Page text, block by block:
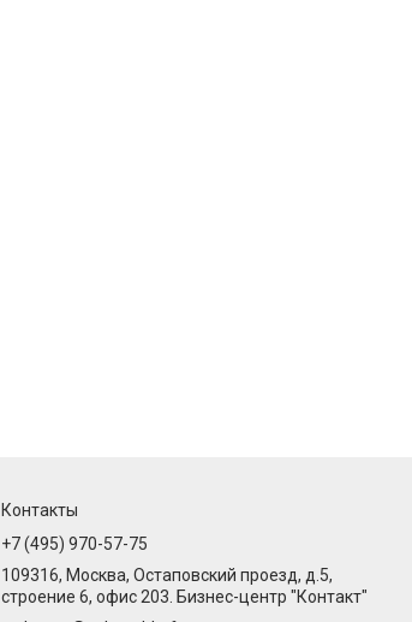
Контакты
+7 (495) 970-57-75
109316, Москва, Остаповский проезд, д.5,
строение 6, офис 203. Бизнес-центр "Контакт"